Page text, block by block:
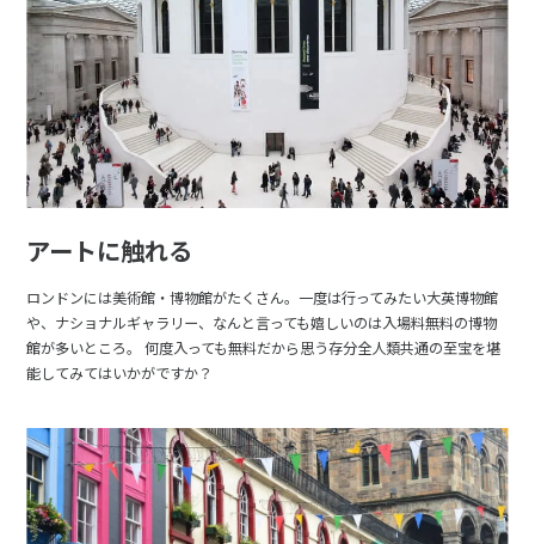
アートに触れる
ロンドンには美術館・博物館がたくさん。一度は行ってみたい大英博物館
や、ナショナルギャラリー、なんと言っても嬉しいのは入場料無料の博物
館が多いところ。 何度入っても無料だから思う存分全人類共通の至宝を堪
能してみてはいかがですか？